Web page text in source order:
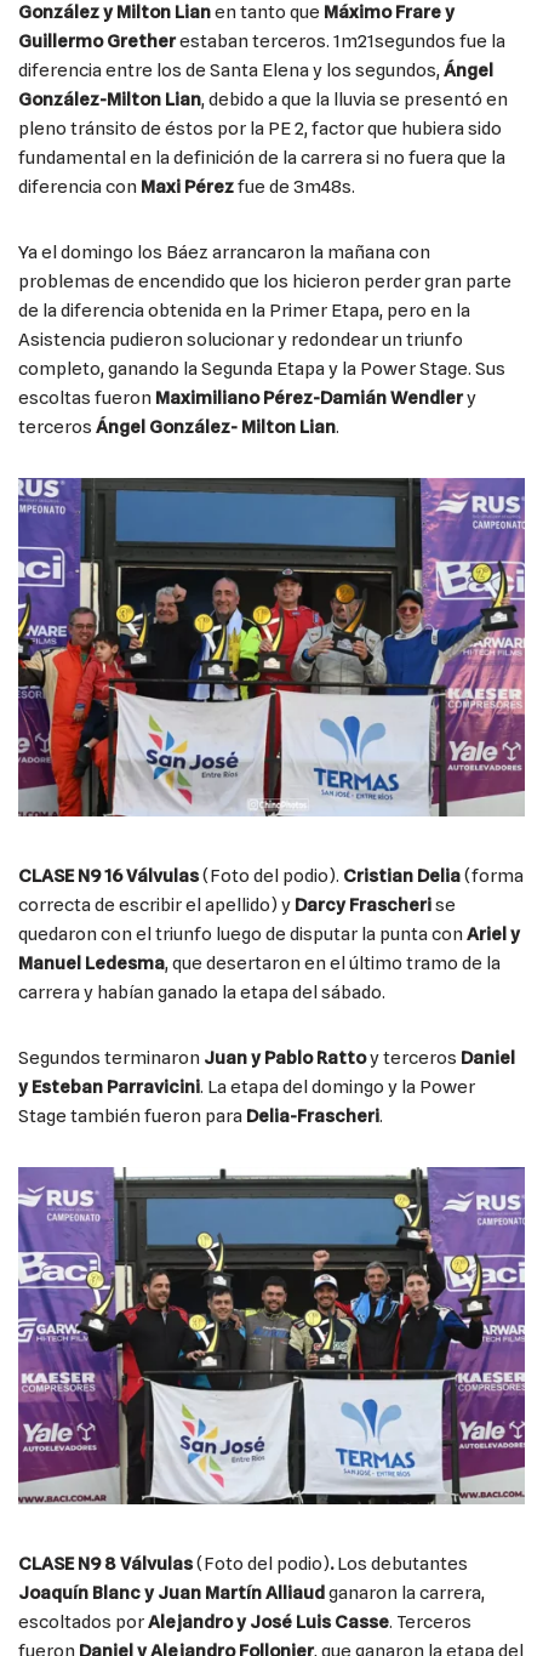
González y Milton Lianen tanto que Máximo Frare y
Guillermo Gretherestaban terceros. 1m21segundos fue la
diferencia entre los de Santa Elena y los segundos,Ángel
González-Milton Lian, debido a que la lluvia se presentó en
pleno tránsito de éstos por la PE 2, factor que hubiera sido
fundamental en la definición de la carrera si no fuera que la
diferencia con Maxi Pérezfue de 3m48s.
Ya el domingo los Báez arrancaron la mañana con
problemas de encendido que los hicieron perder gran parte
de la diferencia obtenida en la Primer Etapa, pero en la
Asistencia pudieron solucionar y redondear un triunfo
completo, ganando la Segunda Etapa y la Power Stage. Sus
escoltas fueron Maximiliano Pérez-Damián Wendlery
terceros Ángel González- Milton Lian.
CLASE N9 16 Válvulas(Foto del podio). Cristian Delia(forma
correcta de escribir el apellido) y Darcy Frascherise
quedaron con el triunfo luego de disputar la punta conAriel y
Manuel Ledesma, que desertaron en el último tramo de la
carrera y habían ganado la etapa del sábado.
Segundos terminaron Juan y Pablo Rattoy terceros Daniel
y Esteban Parravicini. La etapa del domingo y la Power
Stage también fueron para Delia-Frascheri.
CLASE N9 8 Válvulas(Foto del podio).Los debutantes
Joaquín Blanc y Juan Martín Alliaudganaron la carrera,
escoltados porAlejandro y José Luis Casse. Terceros
fueron Daniel y Alejandro Follonier, que ganaron la etapa del